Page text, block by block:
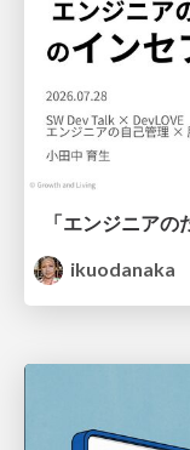
ikuodanaka